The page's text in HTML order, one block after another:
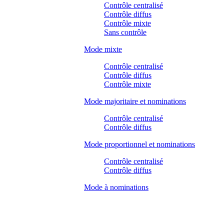
Contrôle centralisé
Contrôle diffus
Contrôle mixte
Sans contrôle
Mode mixte
Contrôle centralisé
Contrôle diffus
Contrôle mixte
Mode majoritaire et nominations
Contrôle centralisé
Contrôle diffus
Mode proportionnel et nominations
Contrôle centralisé
Contrôle diffus
Mode à nominations